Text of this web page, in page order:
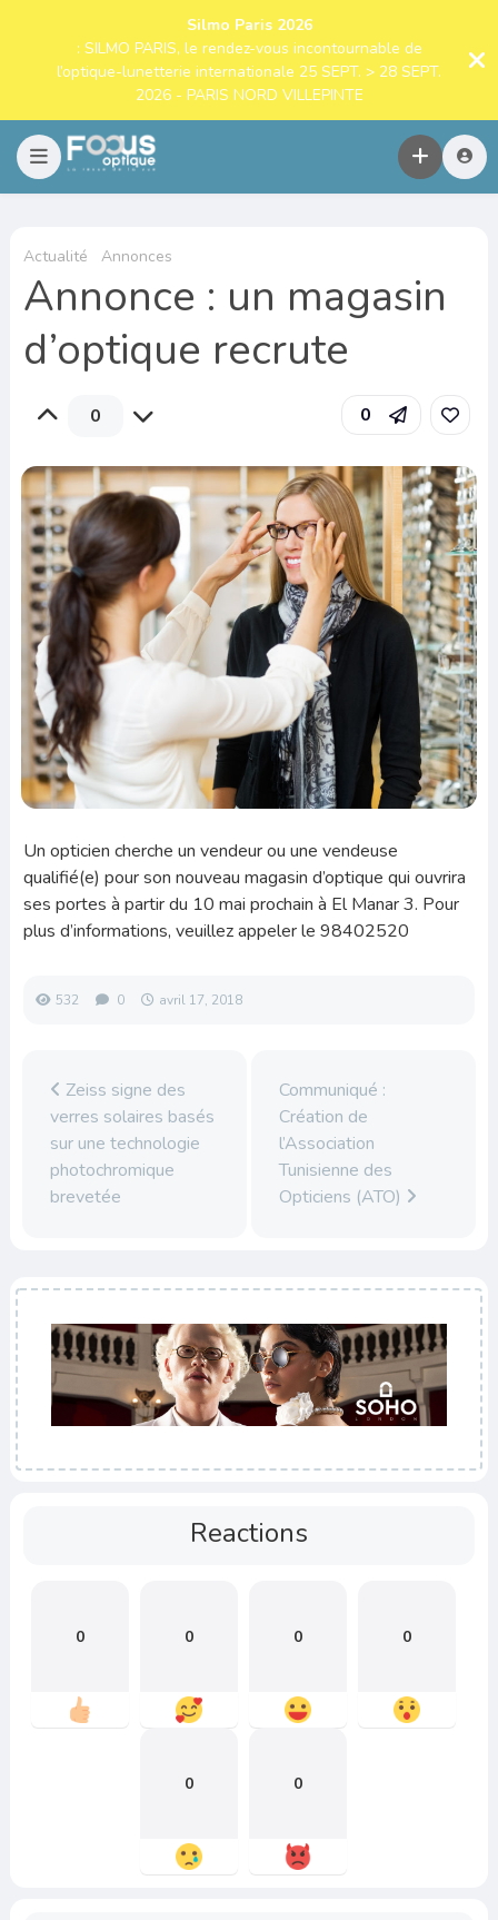
Silmo Paris 2026
: SILMO PARIS, le rendez-vous incontournable de
l’optique-lunetterie internationale 25 SEPT. > 28 SEPT.
2026 - PARIS NORD VILLEPINTE
Actualité Annonces
Annonce : un magasin
d’optique recrute
0 0
Un opticien cherche un vendeur ou une vendeuse
qualifié(e) pour son nouveau magasin d’optique qui ouvrira
ses portes à partir du 10 mai prochain à El Manar 3. Pour
plus d’informations, veuillez appeler le 98402520
532 0 avril 17, 2018
Zeiss signe des
verres solaires basés
sur une technologie
photochromique
brevetée
Communiqué :
Création de
l’Association
Tunisienne des
Opticiens (ATO)
Reactions
0 0 0 0
0 0